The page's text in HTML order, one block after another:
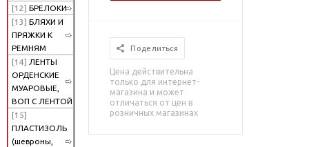
[12] БРЕЛОКИ
[13] БЛЯХИ И
ПРЯЖКИ К
РЕМНЯМ
[14] ЛЕНТЫ
ОРДЕНСКИЕ
МУАРОВЫЕ,
ВОП С ЛЕНТОЙ
[15]
ПЛАСТИЗОЛЬ
(шевроны,
Поделиться
Цена действительна
только для интернет-
магазина и может
отличаться от цен в
розничных магазинах